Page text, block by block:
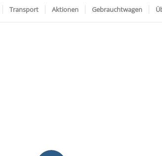
Transport Aktionen Gebrauchtwagen